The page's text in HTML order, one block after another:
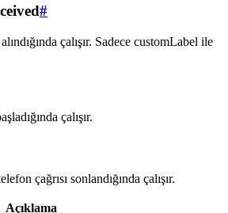
#
çalışır. Sadece customLabel ile
çalışır.
çağrısı sonlandığında çalışır.
Açıklama